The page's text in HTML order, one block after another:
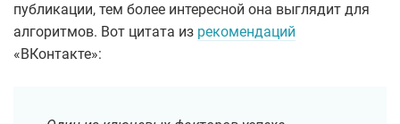
публикации, тем более интересной она выглядит для
алгоритмов. Вот цитата из рекомендаций
«ВКонтакте»: